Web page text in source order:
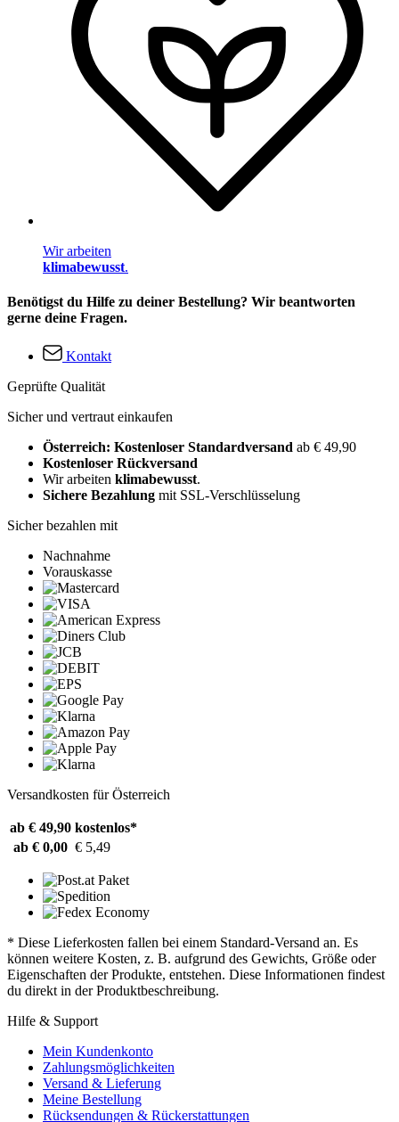
Wir arbeiten
klimabewusst.
Benötigst du Hilfe zu deiner Bestellung? Wir beantworten
gerne deine Fragen.
Kontakt
Geprüfte Qualität
Sicher und vertraut einkaufen
Österreich: Kostenloser Standardversand ab € 49,90
Kostenloser Rückversand
Wir arbeiten klimabewusst.
Sichere Bezahlung mit SSL-Verschlüsselung
Sicher bezahlen mit
Nachnahme
Vorauskasse
Versandkosten für Österreich
ab € 49,90 kostenlos*
ab € 0,00 € 5,49
* Diese Lieferkosten fallen bei einem Standard-Versand an. Es
können weitere Kosten, z. B. aufgrund des Gewichts, Größe oder
Eigenschaften der Produkte, entstehen. Diese Informationen findest
du direkt in der Produktbeschreibung.
Hilfe & Support
Mein Kundenkonto
Zahlungsmöglichkeiten
Versand & Lieferung
Meine Bestellung
Rücksendungen & Rückerstattungen